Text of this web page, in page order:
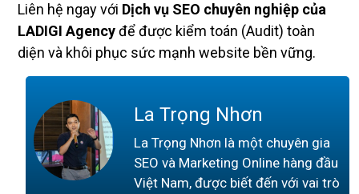
Liên hệ ngay với Dịch vụ SEO chuyên nghiệp của
LADIGI Agencyđể được kiểm toán (Audit) toàn
diện và khôi phục sức mạnh website bền vững.
La Trọng Nhơn
La Trọng Nhơn là một chuyên gia
SEO và Marketing Online hàng đầu
Việt Nam, được biết đến với vai trò